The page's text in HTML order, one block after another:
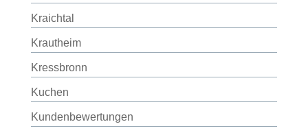
Kraichtal
Krautheim
Kressbronn
Kuchen
Kundenbewertungen